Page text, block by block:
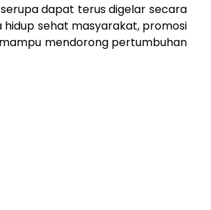
dapat terus digelar secara
sehat masyarakat, promosi
mendorong pertumbuhan